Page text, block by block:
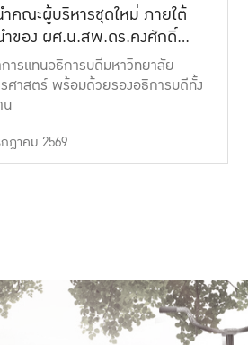
ำคณะผู้บริหารชุดใหม่ ภายใต้
ำของ ผศ.น.สพ.ดร.คงศักดิ์
รรม
ารแทนอธิการบดีมหาวิทยาลัย
ศาสตร์ พร้อมด้วยรองอธิการบดีทั้ง
น
ฎาคม 2569